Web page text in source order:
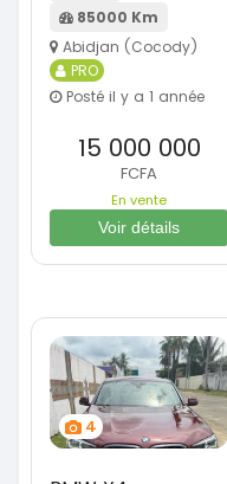
85000 Km
Abidjan (Cocody)
PRO
Posté il y a 1 année
15 000 000
FCFA
En vente
Voir détails
4